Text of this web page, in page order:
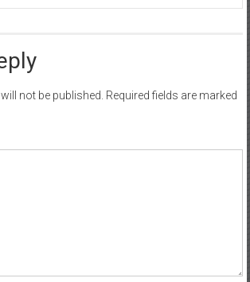
not be published. Required fields are marked